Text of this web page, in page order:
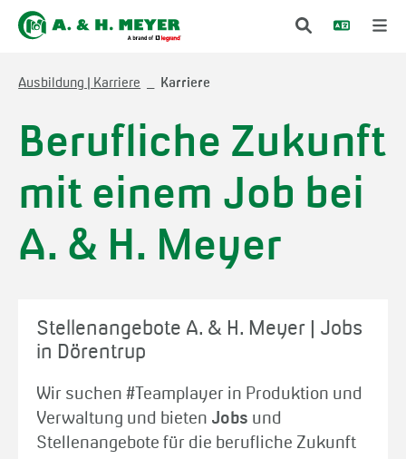
Ausbildung | Karriere Karriere
Berufliche Zukunft
mit einem Job bei
A. & H. Meyer
Stellenangebote A. & H. Meyer | Jobs
in Dörentrup
Wir suchen #Teamplayer in Produktion und
Verwaltung und bieten Jobs und
Stellenangebote für die berufliche Zukunft